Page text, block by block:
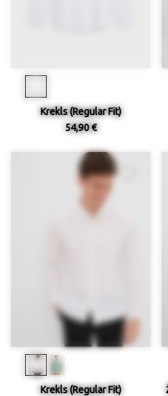
Krekls (Regular Fit)
54,90 €
Krekls (Regular Fit)